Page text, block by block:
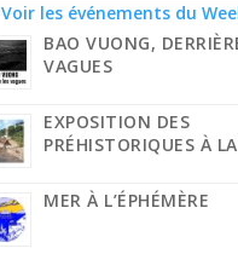
Voir les événements du
BAO VUONG,
VAGUES
EXPOSITION DES
PRÉHISTORIQUES À
MER À L’ÉPHÉMÈRE